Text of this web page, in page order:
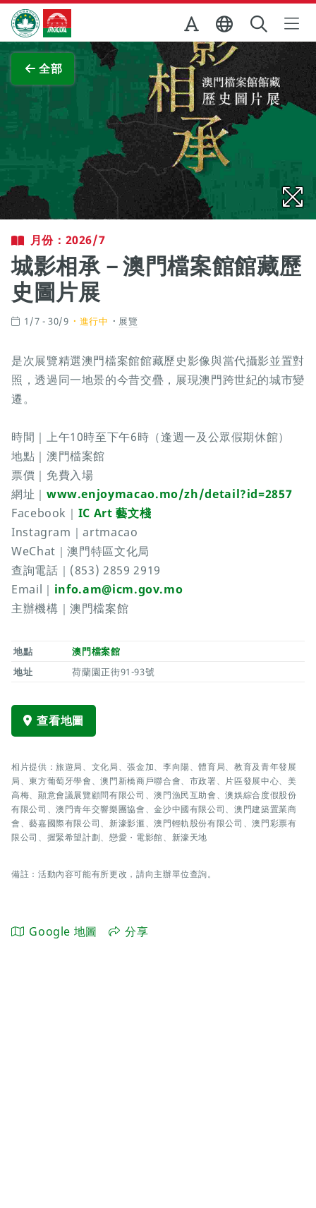
跳至主内容
澳門特別行政區政府旅遊局
全部
查看原圖
月份：2026/7
城影相承－澳門檔案館館藏歷
史圖片展
1/7 - 30/9 進行中 展覽
是次展覽精選澳門檔案館館藏歷史影像與當代攝影並置對
照，透過同一地景的今昔交疊，展現澳門跨世紀的城市變
遷。
時間｜上午10時至下午6時（逢週一及公眾假期休館）
地點｜澳門檔案館
票價｜免費入場
網址｜ www.enjoymacao.mo/zh/detail?id=2857
Facebook｜ IC Art 藝文棧
Instagram｜artmacao
WeChat｜澳門特區文化局
查詢電話｜(853) 2859 2919
Email｜ info.am@icm.gov.mo
主辦機構｜澳門檔案館
地點
澳門檔案館
地址
荷蘭園正街91-93號
查看地圖
相片提供：旅遊局、文化局、張金加、李向陽、體育局、教育及青年發展
局、東方葡萄牙學會、澳門新橋商戶聯合會、市政署、片區發展中心、美
高梅、顯意會議展覽顧問有限公司、澳門漁民互助會、澳娛綜合度假股份
有限公司、澳門青年交響樂團協會、金沙中國有限公司、澳門建築置業商
會、藝嘉國際有限公司、新濠影滙、澳門輕軌股份有限公司、澳門彩票有
限公司、握緊希望計劃、戀愛・電影館、新濠天地
備註：活動內容可能有所更改，請向主辦單位查詢。
Google 地圖 分享